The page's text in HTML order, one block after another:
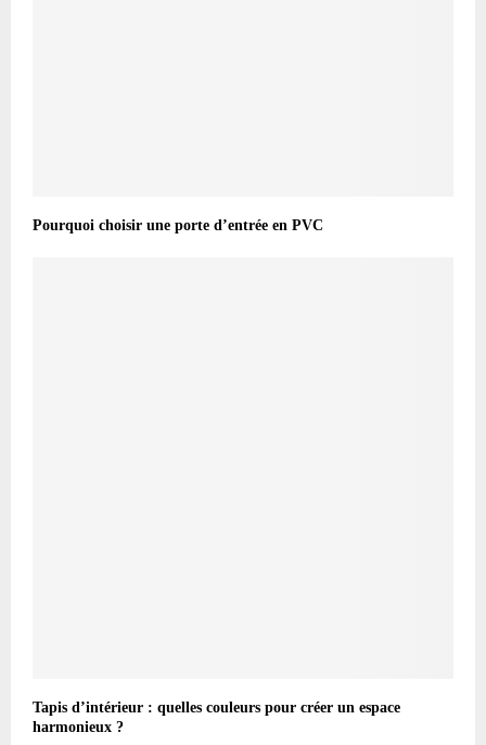
Pourquoi choisir une porte d’entrée en PVC
Tapis d’intérieur : quelles couleurs pour créer un espace
harmonieux ?